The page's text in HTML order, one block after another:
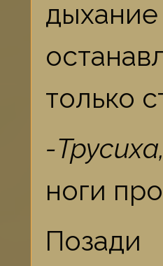
только
-
ноги
Позади